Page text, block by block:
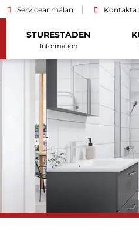
Serviceanmälan Kontakta
STURESTADEN
Information